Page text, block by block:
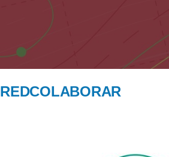
REDCOLABORAR